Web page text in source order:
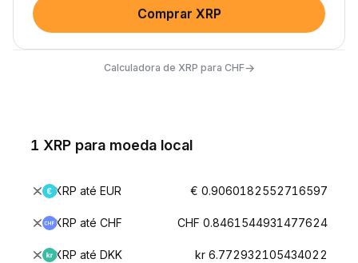
Comprar XRP
Calculadora de XRP para CHF→
1 XRP para moeda local
XRP até EUR € 0.9060182552716597
XRP até CHF CHF 0.8461544931477624
XRP até DKK kr 6.772932105434022